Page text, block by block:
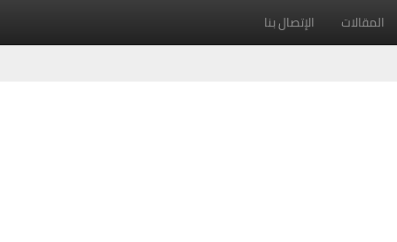
المقالات الإتصال بنا